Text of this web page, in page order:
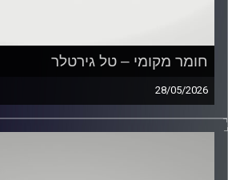
חומר מקומי – טל גירטלר
28/05/2026
שעה של מוזיקה ישראלית עם טל גירטלר